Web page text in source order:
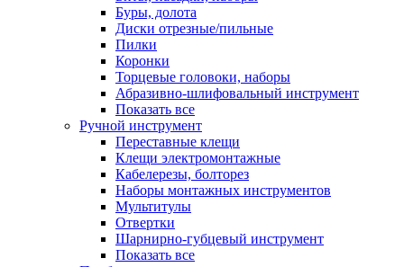
Буры, долота
Диски отрезные/пильные
Пилки
Коронки
Торцевые головоки, наборы
Абразивно-шлифовальный инструмент
Показать все
Ручной инструмент
Переставные клещи
Клещи электромонтажные
Кабелерезы, болторез
Наборы монтажных инструментов
Мультитулы
Отвертки
Шарнирно-губцевый инструмент
Показать все